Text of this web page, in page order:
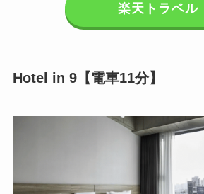
楽天トラベル
Hotel in 9【電車11分】